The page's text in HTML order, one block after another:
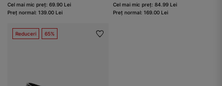
Cel mai mic preț: 69.90 Lei
Preț normal: 139.00 Lei
Cel mai mic preț: 84.99 Lei
Preț normal: 169.00 Lei
Reduceri 65%